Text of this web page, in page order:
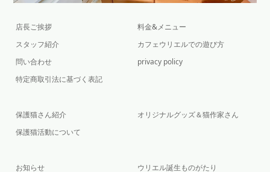
店長ご挨拶
スタッフ紹介
問い合わせ
特定商取引法に基づく表記
料金&メニュー
カフェウリエルでの遊び方
privacy policy
保護猫さん紹介
保護猫活動について
オリジナルグッズ＆猫作家さん
お知らせ ウリエル誕生ものがたり